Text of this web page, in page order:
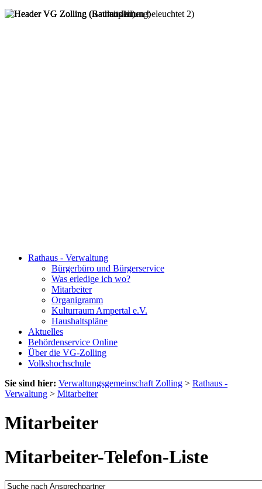
Rathaus - Verwaltung
Bürgerbüro und Bürgerservice
Was erledige ich wo?
Mitarbeiter
Organigramm
Kulturraum Ampertal e.V.
Haushaltspläne
Aktuelles
Behördenservice Online
Über die VG-Zolling
Volkshochschule
Sie sind hier: Verwaltungsgemeinschaft Zolling > Rathaus -
Verwaltung > Mitarbeiter
Mitarbeiter
Mitarbeiter-Telefon-Liste